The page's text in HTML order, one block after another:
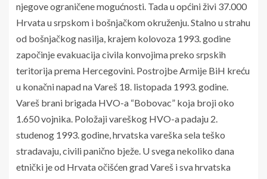
njegove ograničene mogućnosti. Tada u općini živi 37.000
Hrvata u srpskom i bošnjačkom okruženju. Stalno u strahu
od bošnjačkog nasilja, krajem kolovoza 1993. godine
započinje evakuacija civila konvojima preko srpskih
teritorija prema Hercegovini. Postrojbe Armije BiH kreću
u konačni napad na Vareš 18. listopada 1993. godine.
Vareš brani brigada HVO-a “Bobovac” koja broji oko
1.650 vojnika. Položaji vareškog HVO-a padaju 2.
studenog 1993. godine, hrvatska vareška sela teško
stradavaju, civili panično bježe. U svega nekoliko dana
etnički je od Hrvata očišćen grad Vareš i sva hrvatska